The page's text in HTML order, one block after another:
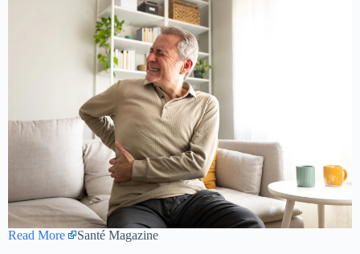
Read More Santé Magazine